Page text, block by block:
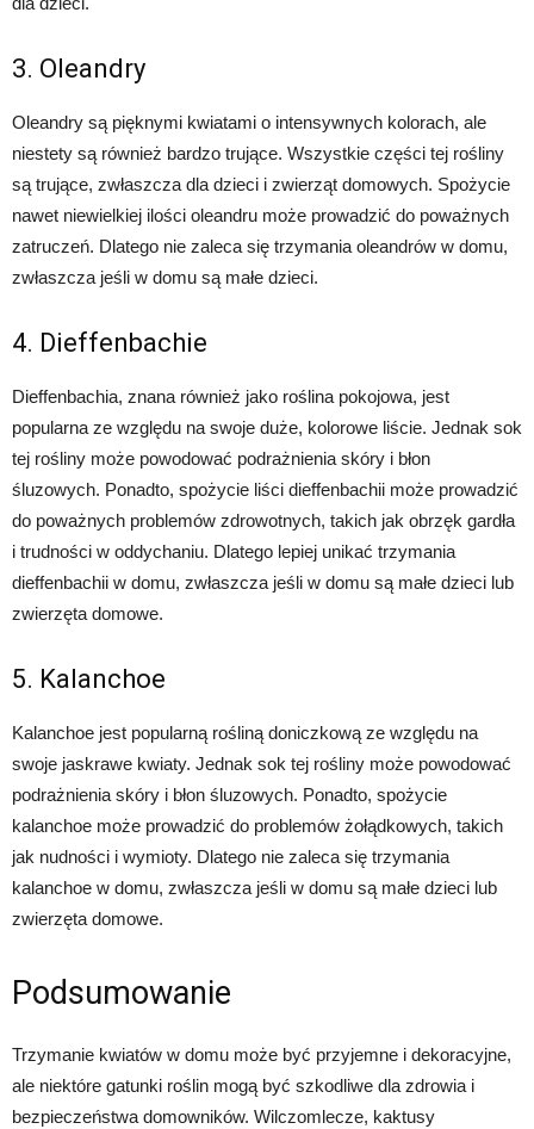
3. Oleandry
Oleandry są pięknymi kwiatami o intensywnych kolorach, ale
niestety są również bardzo trujące. Wszystkie części tej rośliny
są trujące, zwłaszcza dla dzieci i zwierząt domowych. Spożycie
nawet niewielkiej ilości oleandru może prowadzić do poważnych
zatruczeń. Dlatego nie zaleca się trzymania oleandrów w domu,
zwłaszcza jeśli w domu są małe dzieci.
4. Dieffenbachie
Dieffenbachia, znana również jako roślina pokojowa, jest
popularna ze względu na swoje duże, kolorowe liście. Jednak sok
tej rośliny może powodować podrażnienia skóry i błon
śluzowych. Ponadto, spożycie liści dieffenbachii może prowadzić
do poważnych problemów zdrowotnych, takich jak obrzęk gardła
i trudności w oddychaniu. Dlatego lepiej unikać trzymania
dieffenbachii w domu, zwłaszcza jeśli w domu są małe dzieci lub
zwierzęta domowe.
5. Kalanchoe
Kalanchoe jest popularną rośliną doniczkową ze względu na
swoje jaskrawe kwiaty. Jednak sok tej rośliny może powodować
podrażnienia skóry i błon śluzowych. Ponadto, spożycie
kalanchoe może prowadzić do problemów żołądkowych, takich
jak nudności i wymioty. Dlatego nie zaleca się trzymania
kalanchoe w domu, zwłaszcza jeśli w domu są małe dzieci lub
zwierzęta domowe.
Podsumowanie
Trzymanie kwiatów w domu może być przyjemne i dekoracyjne,
ale niektóre gatunki roślin mogą być szkodliwe dla zdrowia i
bezpieczeństwa domowników. Wilczomlecze, kaktusy